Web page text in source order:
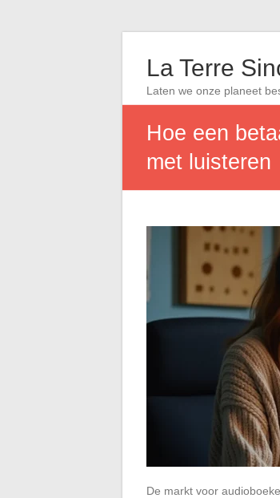
La Terre
Laten we onze planeet
Hoe een
met luisteren
De markt voor